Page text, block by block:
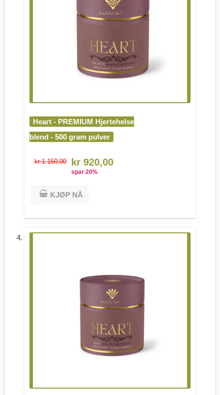
Heart - PREMIUM Hjertehelse
blend - 500 gram pulver
kr 1 150,00 kr 920,00
spar 20%
KJØP NÅ